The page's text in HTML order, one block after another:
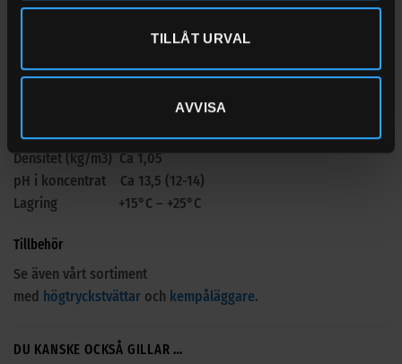
TILLÅT URVAL
AVVISA
Färg Klar/ljusgul
Lukt Svag egendoft
Densitet (kg/m3) Ca 1,05
pH i koncentrat Ca 13,5 (12-14)
Lagring +15°C – +25°C
Tillbehör
Se även vårt sortiment
med högtryckstvättar och kempåläggare.
DU KANSKE OCKSÅ GILLAR …